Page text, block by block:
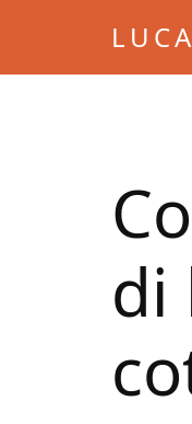
Blog
di